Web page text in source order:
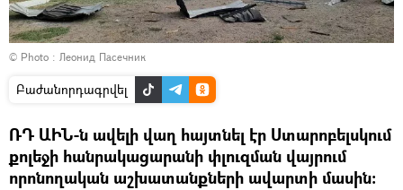
© Photo : Леонид Пасечник
Բաժանորդագրվել
ՌԴ ԱԻՆ-ն ավելի վաղ հայտնել էր Ստարոբելսկում
քոլեջի հանրակացարանի փլուզման վայրում
որոնողական աշխատանքների ավարտի մասին: